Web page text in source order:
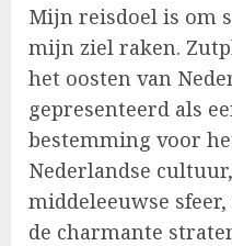
Mijn reisdoel is om
mijn ziel raken.
het oosten van
gepresenteerd als
bestemming voor
Nederlandse
middeleeuwse
de charmante